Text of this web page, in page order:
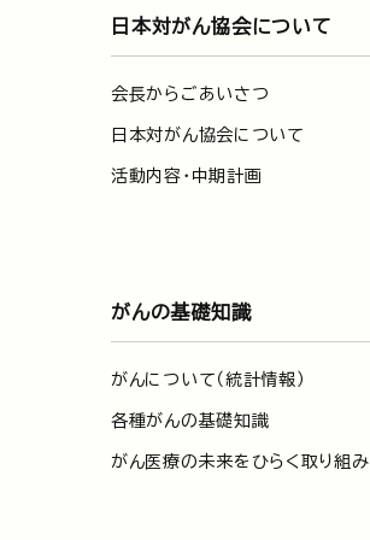
日本対がん協会について
会長からごあいさつ
日本対がん協会について
活動内容・中期計画
がんの基礎知識
がんについて（統計情報）
各種がんの基礎知識
がん医療の未来をひらく取り組み